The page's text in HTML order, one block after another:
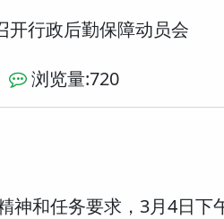
开行政后勤保障动员会
浏览量:720
神和任务要求，3月4日下